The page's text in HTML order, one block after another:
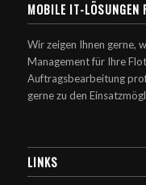
MOBILE IT-LÖSUNGEN
Wir zeigen Ihnen gerne,
Management für Ihre
Auftragsbearbeitung
gerne zu den
LINKS